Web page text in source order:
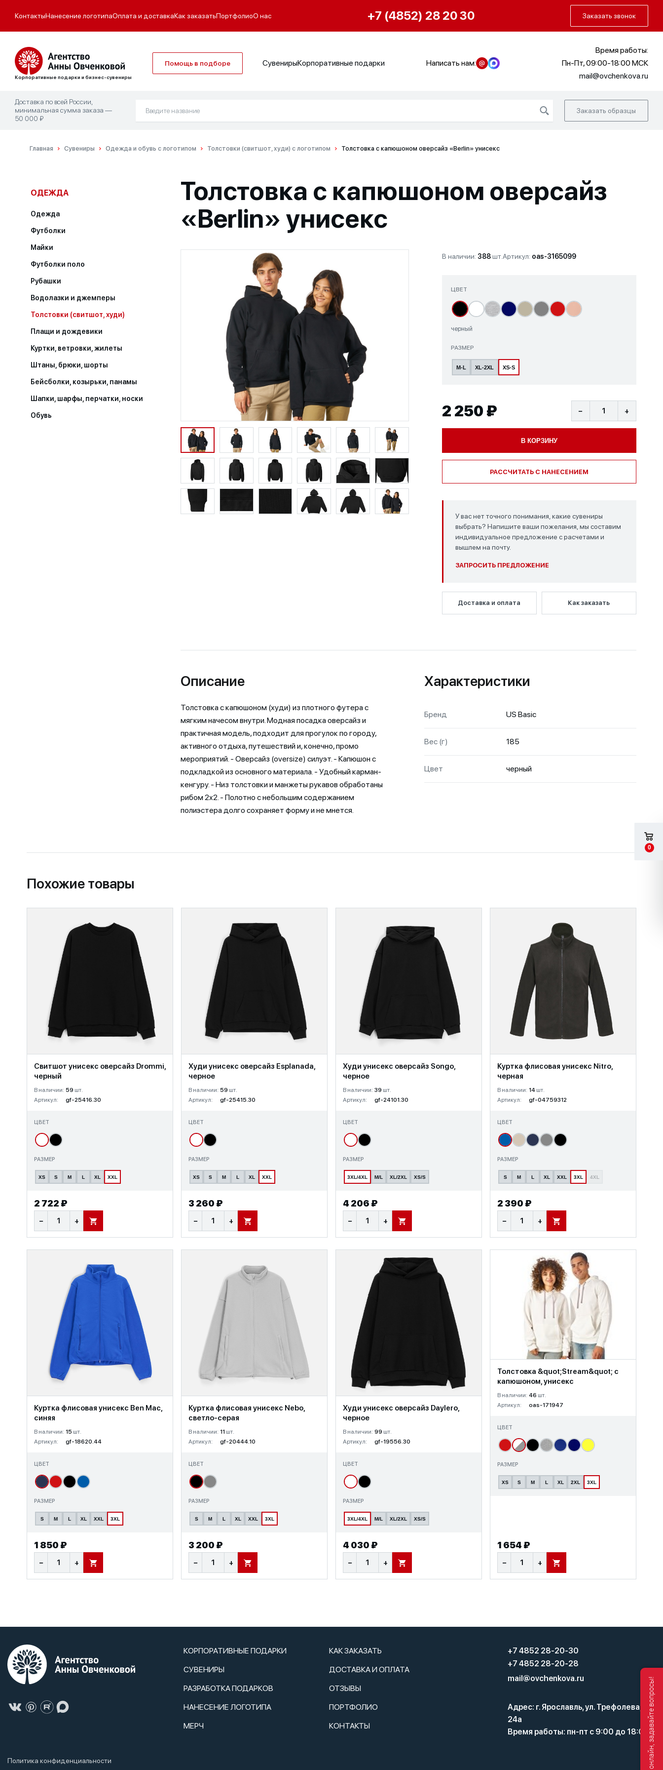
КонтактыНанесение логотипаОплата и доставкаКак заказатьПортфолиоО нас +7 (4852) 28 20 30 Заказать звонок
Корпоративные подарки и бизнес-сувениры
Помощь в подборе СувенирыКорпоративные подарки Написать нам:
Время работы:
Пн-Пт, 09:00-18:00 МСК
mail@ovchenkova.ru
Доставка по всей России,
минимальная сумма заказа —
50 000 ₽
Заказать образцы
Главная Сувениры Одежда и обувь с логотипом Толстовки (свитшот, худи) с логотипом Толстовка с капюшоном оверсайз «Berlin» унисекс
ОДЕЖДА
Одежда
Футболки
Майки
Футболки поло
Рубашки
Водолазки и джемперы
Толстовки (свитшот, худи)
Плащи и дождевики
Куртки, ветровки, жилеты
Штаны, брюки, шорты
Бейсболки, козырьки, панамы
Шапки, шарфы, перчатки, носки
Обувь
Толстовка с капюшоном оверсайз
«Berlin» унисекс
В наличии: 388шт.Артикул: oas-3165099
ЦВЕТ
черный
РАЗМЕР
M-L XL-2XL XS-S
2 250 ₽ − +
В КОРЗИНУ
РАССЧИТАТЬ С НАНЕСЕНИЕМ
У вас нет точного понимания, какие сувениры
выбрать? Напишите ваши пожелания, мы составим
индивидуальное предложение с расчетами и
вышлем на почту.
ЗАПРОСИТЬ ПРЕДЛОЖЕНИЕ
Доставка и оплата Как заказать
Описание
Толстовка с капюшоном (худи) из плотного футера с
мягким начесом внутри. Модная посадка оверсайз и
практичная модель, подходит для прогулок по городу,
активного отдыха, путешествий и, конечно, промо
мероприятий. - Оверсайз (oversize) силуэт. - Капюшон с
подкладкой из основного материала. - Удобный карман-
кенгуру. - Низ толстовки и манжеты рукавов обработаны
рибом 2x2. - Полотно с небольшим содержанием
полиэстера долго сохраняет форму и не мнется.
Характеристики
Бренд US Basic
Вес (г) 185
Цвет черный
Похожие товары
Свитшот унисекс оверсайз Drommi,
черный
В наличии: 59 шт.
Артикул:
gf-25416.30
ЦВЕТ
РАЗМЕР
XS S M L XL XXL
2 722 ₽
− + В КОРЗИНУ
Худи унисекс оверсайз Esplanada,
черное
В наличии: 59 шт.
Артикул:
gf-25415.30
ЦВЕТ
РАЗМЕР
XS S M L XL XXL
3 260 ₽
− + В КОРЗИНУ
Худи унисекс оверсайз Songo,
черное
В наличии: 39 шт.
Артикул:
gf-24101.30
ЦВЕТ
РАЗМЕР
3XL/4XL M/L XL/2XL XS/S
4 206 ₽
− + В КОРЗИНУ
Куртка флисовая унисекс Nitro,
черная
В наличии: 14 шт.
Артикул:
gf-04759312
ЦВЕТ
РАЗМЕР
S M L XL XXL 3XL 4XL
2 390 ₽
− + В КОРЗИНУ
Куртка флисовая унисекс Ben Mac,
синяя
В наличии: 15 шт.
Артикул:
gf-18620.44
ЦВЕТ
РАЗМЕР
S M L XL XXL 3XL
1 850 ₽
− + В КОРЗИНУ
Куртка флисовая унисекс Nebo,
светло-серая
В наличии: 11 шт.
Артикул:
gf-20444.10
ЦВЕТ
РАЗМЕР
S M L XL XXL 3XL
3 200 ₽
− + В КОРЗИНУ
Худи унисекс оверсайз Daylero,
черное
В наличии: 99 шт.
Артикул:
gf-19556.30
ЦВЕТ
РАЗМЕР
3XL/4XL M/L XL/2XL XS/S
4 030 ₽
− + В КОРЗИНУ
Толстовка &quot;Stream&quot; с
капюшоном, унисекс
В наличии: 46 шт.
Артикул:
oas-171947
ЦВЕТ
РАЗМЕР
XS S M L XL 2XL 3XL
1 654 ₽
− + В КОРЗИНУ
КОРПОРАТИВНЫЕ ПОДАРКИ
СУВЕНИРЫ
РАЗРАБОТКА ПОДАРКОВ
НАНЕСЕНИЕ ЛОГОТИПА
МЕРЧ
КАК ЗАКАЗАТЬ
ДОСТАВКА И ОПЛАТА
ОТЗЫВЫ
ПОРТФОЛИО
КОНТАКТЫ
+7 4852 28-20-30
+7 4852 28-20-28
mail@ovchenkova.ru
Адрес: г. Ярославль, ул. Трефолева,
24а
Время работы: пн-пт с 9:00 до 18:00
Политика конфиденциальности
0
Мы онлайн, задавайте вопросы!